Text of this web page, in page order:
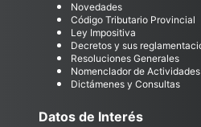
Novedades
Código Tributario Provincial
Ley Impositiva
Decretos y sus
Resoluciones Generales
Nomenclador de
Dictámenes y Consultas
Datos de Interés